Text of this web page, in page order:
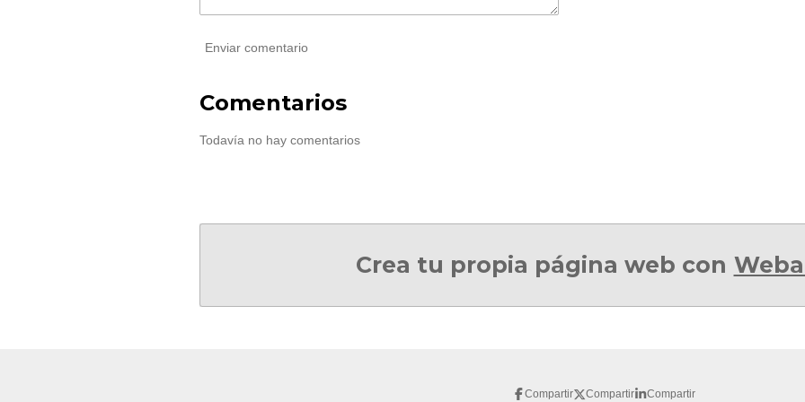
Enviar comentario
Comentarios
Todavía no hay comentarios
Crea tu propia página web con
Compartir Compartir Compartir